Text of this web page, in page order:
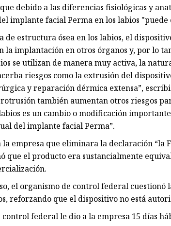
debido a las diferencias fisiológicas y
implante facial Perma en los labios
de estructura ósea en los labios, el
la implantación en otros órganos y, por lo
se utilizan de manera muy activa, la
riesgos como la extrusión del
y reparación dérmica extensa”,
también aumentan otros riesgos
es un cambio o modificación
del implante facial Perma”.
la empresa que eliminara la declaración “la
que el producto era sustancialmente
el organismo de control federal
reforzando que el dispositivo no está
federal le dio a la empresa 15 días